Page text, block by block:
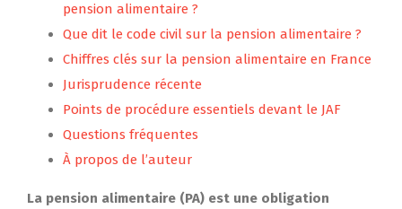
pension alimentaire ?
Que dit le code civil sur la pension alimentaire ?
Chiffres clés sur la pension alimentaire en France
Jurisprudence récente
Points de procédure essentiels devant le JAF
Questions fréquentes
À propos de l’auteur
La pension alimentaire (PA) est une obligation